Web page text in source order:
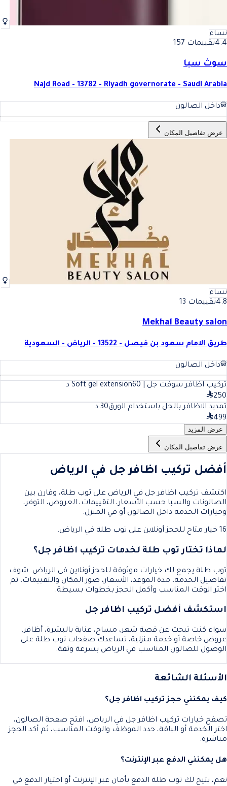
نساء
4.4تقييمات 157
سوث سبا
Najd Road - 13782 - Riyadh governorate - Saudi Arabia
داخل الصالون
عرض تفاصيل المكان
نساء
4.8تقييمات 13
Mekhal Beauty salon
طريق الامام سعود بن فيصل - 13522 - الرياض - السعودية
داخل الصالون
تركيب اظافر سوفت جل | Soft gel extension 60
د
250
تمديد الاظافر بالجل باستخدام الورق30 د
499
عرض المزيد
عرض تفاصيل المكان
أفضل تركيب اظافر جل في الرياض
اكتشف تركيب اظافر جل في الرياض على توب طلة، وقارن بين
الصالونات والسبا حسب الأسعار، التقييمات، العروض، التوفر،
وخيارات الخدمة داخل الصالون أو في المنزل.
16 خيار متاح للحجز أونلاين على توب طلة في الرياض.
لماذا تختار توب طلة لخدمات تركيب اظافر جل؟
توب طلة يجمع لك خيارات موثوقة للحجز أونلاين في الرياض. شوف
تفاصيل الخدمة، مدة الموعد، الأسعار، صور المكان والتقييمات، ثم
اختر الوقت المناسب وأكمل الحجز بخطوات بسيطة.
استكشف أفضل تركيب اظافر جل
سواء كنت تبحث عن قصة شعر، مساج، عناية بالبشرة، أظافر،
عروض خاصة أو خدمة منزلية، تساعدك صفحات توب طلة على
الوصول للصالون المناسب في الرياض بسرعة وثقة.
الأسئلة الشائعة
كيف يمكنني حجز تركيب اظافر جل؟
تصفح خيارات تركيب اظافر جل في الرياض، افتح صفحة الصالون،
اختر الخدمة أو الباقة، حدد الموظف والوقت المناسب، ثم أكد الحجز
مباشرة.
هل يمكنني الدفع عبر الإنترنت؟
نعم، يتيح لك توب طلة الدفع بأمان عبر الإنترنت أو اختيار الدفع في